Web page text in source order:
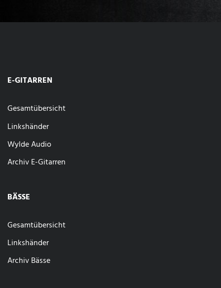
E-GITARREN
Gesamtübersicht
Linkshänder
Wylde Audio
Archiv E-Gitarren
BÄSSE
Gesamtübersicht
Linkshänder
Archiv Bässe